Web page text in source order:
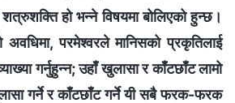
शत्रुशक्ति हो भन्‍ने विषयमा बोलिएको हुन्छ।
अवधिमा, परमेश्‍वरले मानिसको प्रकृतिलाई
गर्नुहुन्‍न; उहाँ खुलासा र काँटछाँट लामो
गर्ने र काँटछाँट गर्ने यी सबै फरक-फरक